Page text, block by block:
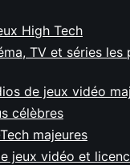
High Tech
TV et séries les
de jeux vidéo
célèbres
majeures
jeux vidéo et